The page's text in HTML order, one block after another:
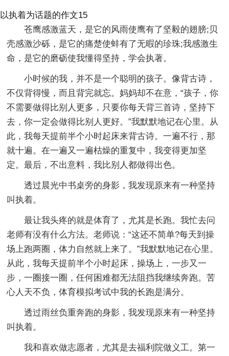
以执着为话题的作文15
苍鹰感激蓝天，是它的风雨使鹰有了坚毅的翅膀;贝
壳感激沙砾，是它的痛楚使蚌有了无暇的珍珠;我感激生
命，是它的磨砺使我懂得坚持，学会执著。
小时候的我，并不是一个聪明的孩子。像背古诗，
不仅背得慢，而且背完就忘。妈妈却不在意，“孩子，你
不需要做得比别人更多，只要你每天背三首诗，坚持下
去，你一定会做得比别人更好。”我默默地记在心里。从
此，我每天提前半个小时起床来背古诗。一遍不行，那
就十遍。在一遍又一遍枯燥的重复中，我变得更加坚
定。最后，不出意料，我比别人都做得出色。
透过晨光中书桌旁的身影，我发现原来有一种坚持
叫执着。
最让我头疼的就是体育了，尤其是长跑。我忙去问
老师有没有什么方法。老师说：“这还不简单?每天到操
场上跑两圈，体力自然就上来了。”我默默地记在心里。
从此，我每天提前半个小时起床，操场上，一步又一
步，一圈接一圈，任何困难都无法阻挡我继续奔跑。苦
心人天不负，体育模拟考试中我的长跑是满分。
透过雨丝负重奔跑的身影，我发现原来有一种坚持
叫执着。
我和喜欢做志愿者，尤其是去福利院做义工。第一